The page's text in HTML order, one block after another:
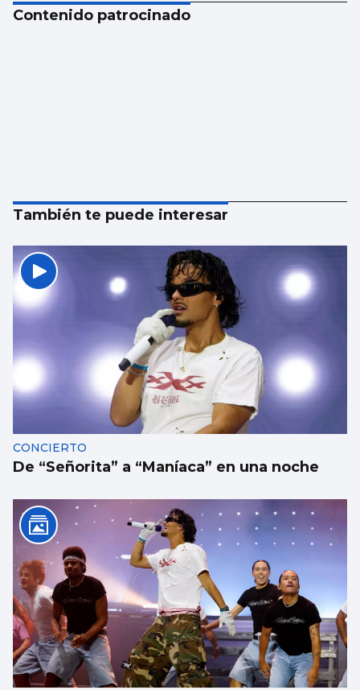
Contenido patrocinado
También te puede interesar
CONCIERTO
De “Señorita” a “Maníaca” en una noche